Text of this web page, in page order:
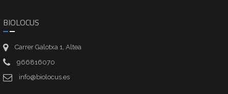
BIOLOCUS
Carrer Galotxa 1, Altea
966816070
info@biolocus.es